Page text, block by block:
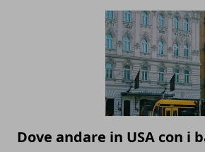
Dove andare in USA con i